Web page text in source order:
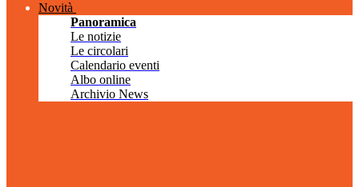
Novità
Panoramica
Le notizie
Le circolari
Calendario eventi
Albo online
Archivio News